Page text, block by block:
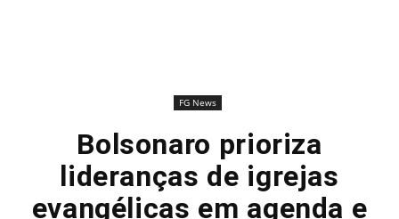
FG News
Bolsonaro prioriza
lideranças de igrejas
evangélicas em agenda e